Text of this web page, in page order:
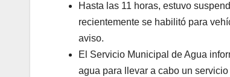
Hasta las 11 horas, estuvo
recientemente se habilitó para
aviso.
El Servicio Municipal de Agua
agua para llevar a cabo un